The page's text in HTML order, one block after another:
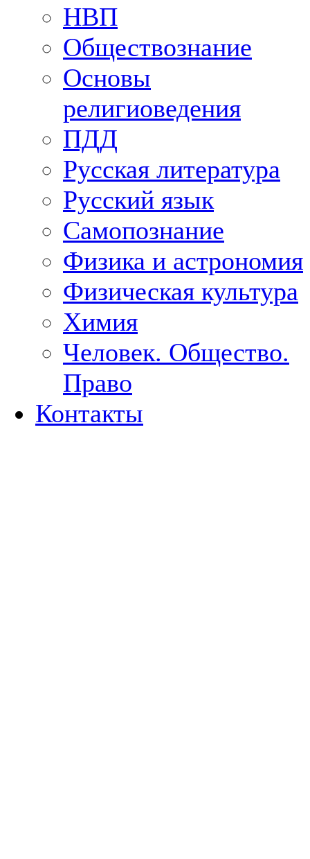
НВП
Обществознание
Основы
религиоведения
ПДД
Русская литература
Русский язык
Самопознание
Физика и астрономия
Физическая культура
Химия
Человек. Общество.
Право
Контакты